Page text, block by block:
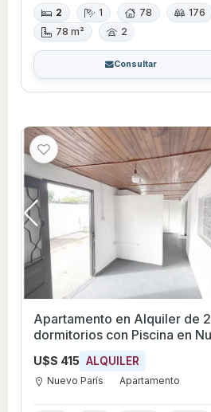
2 1 78
176
78 m²
2
Consultar
Apartamento en Alquiler de 2
dormitorios con Piscina en Nuevo
París, Montevideo
U$S 415 ALQUILER
Nuevo París Apartamento